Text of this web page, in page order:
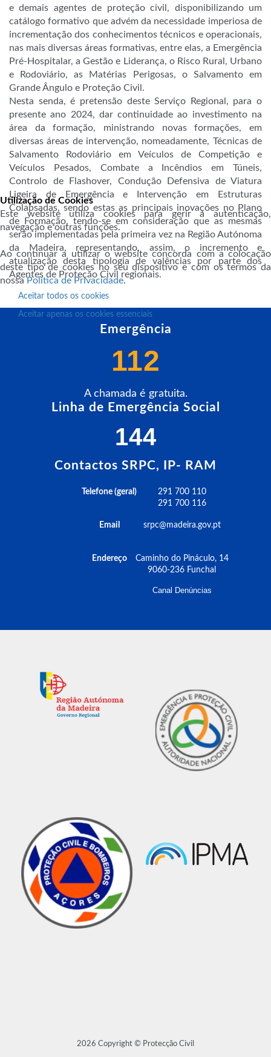
e demais agentes de proteção civil, disponibilizando um
catálogo formativo que advém da necessidade imperiosa de
incrementação dos conhecimentos técnicos e operacionais,
nas mais diversas áreas formativas, entre elas, a Emergência
Pré-Hospitalar, a Gestão e Liderança, o Risco Rural, Urbano
e Rodoviário, as Matérias Perigosas, o Salvamento em
Grande Ângulo e Proteção Civil.
Nesta senda, é pretensão deste Serviço Regional, para o
presente ano 2024, dar continuidade ao investimento na
área da formação, ministrando novas formações, em
diversas áreas de intervenção, nomeadamente, Técnicas de
Salvamento Rodoviário em Veículos de Competição e
Veículos Pesados, Combate a Incêndios em Túneis,
Controlo de Flashover, Condução Defensiva de Viatura
Ligeira de Emergência e Intervenção em Estruturas
Colapsadas, sendo estas as principais inovações no Plano
de Formação, tendo-se em consideração que as mesmas
serão implementadas pela primeira vez na Região Autónoma
da Madeira, representando, assim, o incremento e
atualização desta tipologia de valências por parte dos
Agentes de Proteção Civil regionais.
Emergência
112
A chamada é gratuita.
Linha de Emergência Social
144
Contactos SRPC, IP- RAM
Telefone (geral)
Email
Endereço
291 700 110
291 700 116
srpc@madeira.gov.pt
Caminho do Pináculo, 14
9060-236 Funchal
Canal Denúncias
2026 Copyright © Protecção Civil
Utilização de Cookies
Este website utiliza cookies para gerir a autenticação,
navegação e outras funções.
Ao continuar a utilizar o website concorda com a colocação
deste tipo de cookies no seu dispositivo e com os termos da
nossaPolítica de Privacidade.
Aceitar todos os cookies
Aceitar apenas os cookies essenciais